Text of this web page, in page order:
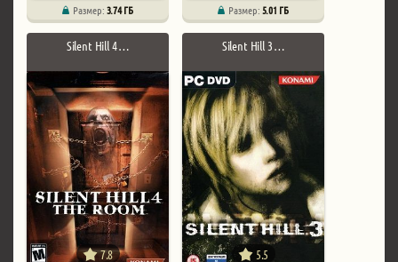
Размер:3.74 ГБ Размер:5.01 ГБ
Silent Hill 4 …
7.8
Silent Hill 3 …
5.5